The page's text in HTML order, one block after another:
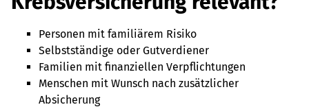
Personen mit familiärem Risiko
Selbstständige oder Gutverdiener
Familien mit finanziellen Verpflichtungen
Menschen mit Wunsch nach zusätzlicher
Absicherung